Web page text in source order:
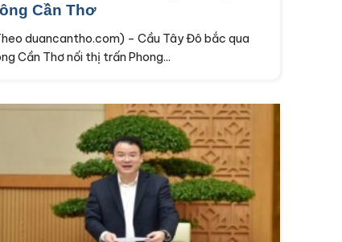
Cần Thơ
duancantho.com) – Cầu Tây Đô bắc qua
Cần Thơ nối thị trấn Phong...